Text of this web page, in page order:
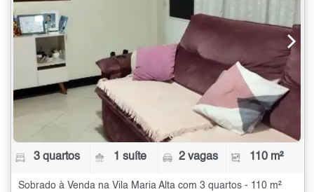
3 quartos 1 suíte 2 vagas 110 m²
Sobrado à Venda na Vila Maria Alta com 3 quartos - 110 m²